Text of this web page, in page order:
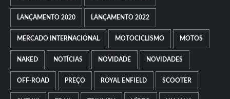
LANÇAMENTO 2020 LANÇAMENTO 2022
MERCADO INTERNACIONAL MOTOCICLISMO MOTOS
NAKED NOTÍCIAS NOVIDADE NOVIDADES
OFF-ROAD PREÇO ROYAL ENFIELD SCOOTER